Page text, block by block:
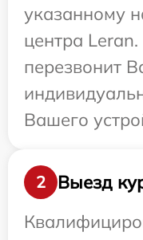
указанному
центра
перезвонит
Вашего
2
Выезд